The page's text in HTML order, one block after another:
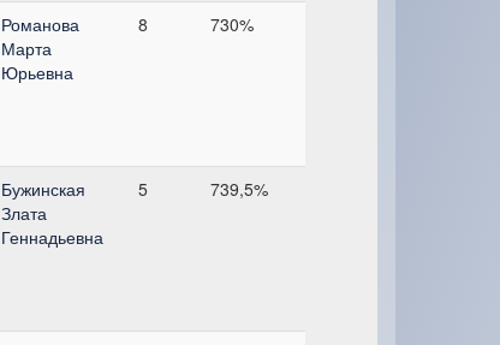
Романова
Марта
Юрьевна
8 730%
Бужинская
Злата
Геннадьевна
5 739,5%